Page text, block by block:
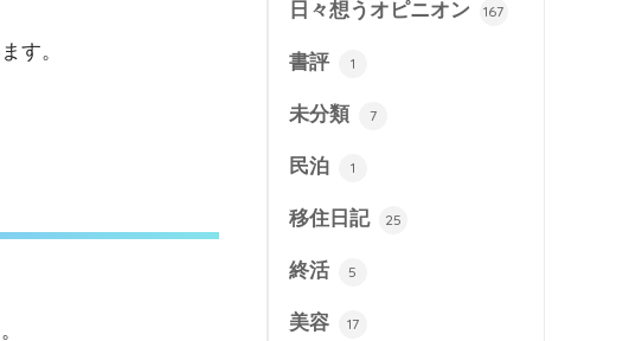
す。
日々想うオピニオン 167
書評 1
未分類 7
民泊 1
移住日記 25
終活 5
美容 17